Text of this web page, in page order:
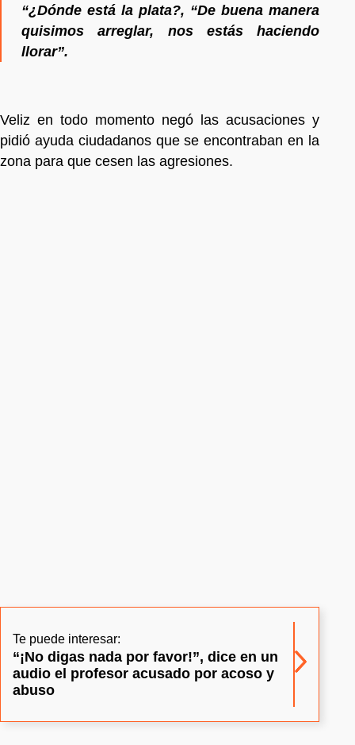
“¿Dónde está la plata?, “De buena manera
quisimos arreglar, nos estás haciendo
llorar”.
Veliz en todo momento negó las acusaciones y
pidió ayuda ciudadanos que se encontraban en la
zona para que cesen las agresiones.
Te puede interesar:
“¡No digas nada por favor!”, dice en un
audio el profesor acusado por acoso y
abuso